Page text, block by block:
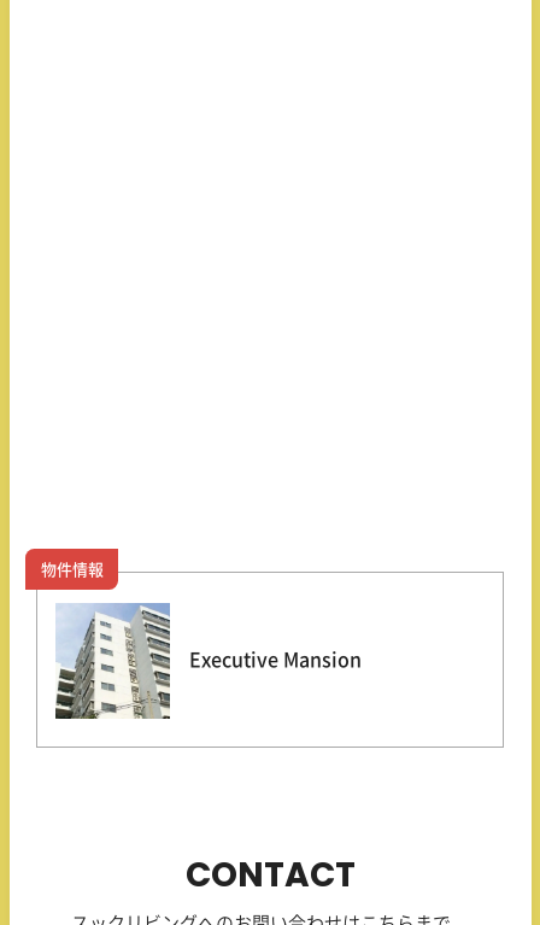
物件情報
Executive Mansion
CONTACT